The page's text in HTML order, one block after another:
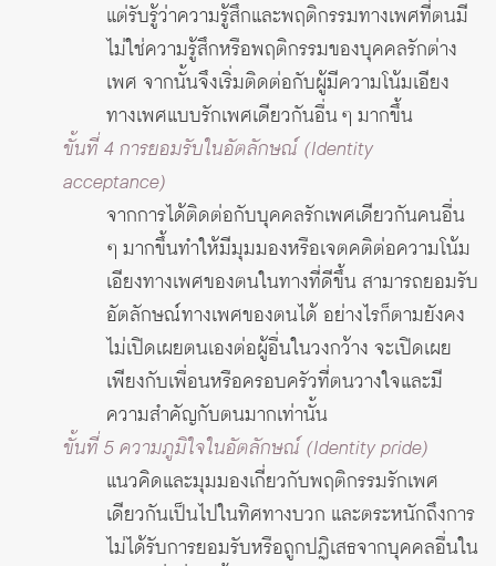
แต่รับรู้ว่าความรู้สึกและพฤติกรรมทางเพศที่ตนมี
ไม่ใช่ความรู้สึกหรือพฤติกรรมของบุคคลรักต่าง
เพศ จากนั้นจึงเริ่มติดต่อกับผู้มีความโน้มเอียง
ทางเพศแบบรักเพศเดียวกันอื่น ๆ มากขึ้น
ขั้นที่ 4 การยอมรับในอัตลักษณ์ (Identity
acceptance)
จากการได้ติดต่อกับบุคคลรักเพศเดียวกันคนอื่น
ๆ มากขึ้นทำให้มีมุมมองหรือเจตคติต่อความโน้ม
เอียงทางเพศของตนในทางที่ดีขึ้น สามารถยอมรับ
อัตลักษณ์ทางเพศของตนได้ อย่างไรก็ตามยังคง
ไม่เปิดเผยตนเองต่อผู้อื่นในวงกว้าง จะเปิดเผย
เพียงกับเพื่อนหรือครอบครัวที่ตนวางใจและมี
ความสำคัญกับตนมากเท่านั้น
ขั้นที่ 5 ความภูมิใจในอัตลักษณ์ (Identity pride)
แนวคิดและมุมมองเกี่ยวกับพฤติกรรมรักเพศ
เดียวกันเป็นไปในทิศทางบวก และตระหนักถึงการ
ไม่ได้รับการยอมรับหรือถูกปฏิเสธจากบุคคลอื่นใน